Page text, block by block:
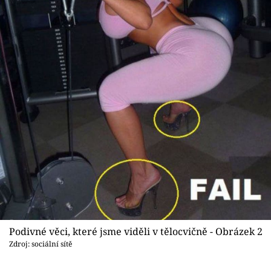
Podivné věci, které jsme viděli v tělocvičně - Obrázek 2
Zdroj: sociální sítě